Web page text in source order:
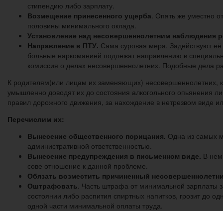
стипендию либо зарплату.
Возмещение принесенного ущерба . Опять же уместно
половины минимального оклада.
Установление над несовершеннолетним наблюдения
Направление в ПТУ. Сама суровая мера. Задействуют
больные наркоманией подлежат направлению в
комиссия о делах несовершеннолетних. Подобные дела
К родителям(или лицам их заменяющих) несовершеннолетних,
умышленно доводят их до состояния алкогольного опьянения
правил дорожного движения, за нахождение в нетрезвом виде
Перечислим их:
Вынесение общественного порицания. Одна из самых
административной ответственностью.
Вынесение предупреждения в письменном виде. В нем
сове отношение к данной проблеме.
Обязать возместить причиненный
Оштрафовать . Часть штрафа от минимальной зарплаты
состоянии либо распития спиртных напитков, грозит до
одной части минимальной оплаты труда.